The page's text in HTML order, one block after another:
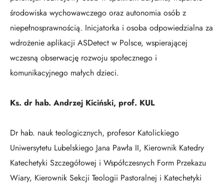
środowiska wychowawczego oraz autonomia osób z
niepełnosprawnością. Inicjatorka i osoba odpowiedzialna za
wdrożenie aplikacji ASDetect w Polsce, wspierającej
wczesną obserwację rozwoju społecznego i
komunikacyjnego małych dzieci.
Ks. dr hab. Andrzej Kiciński, prof. KUL
Dr hab. nauk teologicznych, profesor Katolickiego
Uniwersytetu Lubelskiego Jana Pawła II, Kierownik Katedry
Katechetyki Szczegółowej i Współczesnych Form Przekazu
Wiary, Kierownik Sekcji Teologii Pastoralnej i Katechetyki